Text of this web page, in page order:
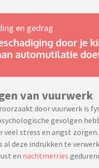
en gedrag
door je
automutilatie
van vuurwerk
door vuurwerk is
gevolgen
stress en angst
deze indrukken te
en nachtmerries